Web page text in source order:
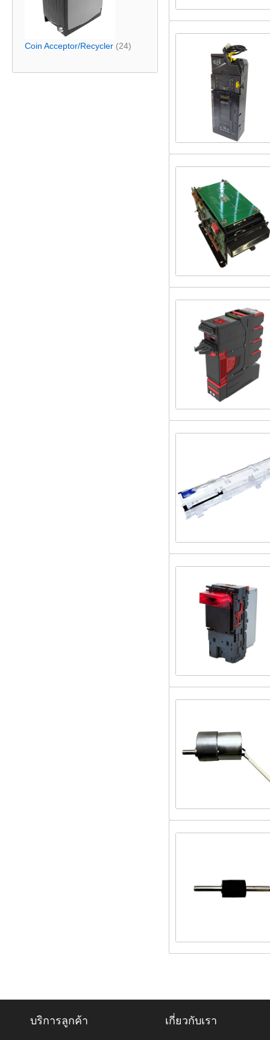
Coin Acceptor/Recycler (24)
บริการลูกค้า เกี่ยวกับเรา